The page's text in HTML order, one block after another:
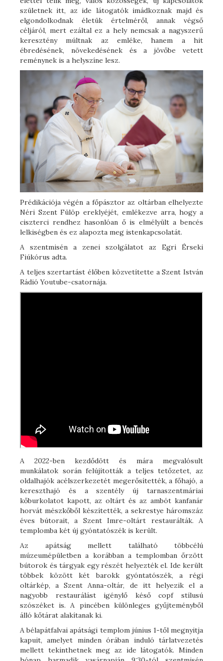
születnek itt, az ide látogatók imádkoznak majd és
elgondolkodnak életük értelméről, annak végső
céljáról, mert ezáltal ez a hely nemcsak a nagyszerű
keresztény múltnak az emléke, hanem a hit
ébredésének, növekedésének és a jövőbe vetett
reménynek is a helyszíne lesz.
Prédikációja végén a főpásztor az oltárban elhelyezte
Néri Szent Fülöp ereklyéjét, emlékezve arra, hogy a
ciszterci rendhez hasonlóan ő is elmélyült a bencés
lelkiségben és ez alapozta meg istenkapcsolatát.
A szentmisén a zenei szolgálatot az Egri Érseki
Fiúkórus adta.
A teljes szertartást élőben közvetítette a Szent István
Rádió Youtube-csatornája.
A 2022-ben kezdődött és mára megvalósult
munkálatok során felújították a teljes tetőzetet, az
oldalhajók acélszerkezetét megerősítették, a főhajó, a
kereszthajó és a szentély új tarnaszentmáriai
kőburkolatot kapott, az oltárt és az ambót kanfanár
horvát mészkőből készítették, a sekrestye háromszáz
éves bútorait, a Szent Imre-oltárt restaurálták. A
templomba két új gyóntatószék is került.
Az apátság mellett található többcélú
múzeumépületben a korábban a templomban őrzött
bútorok és tárgyak egy részét helyezték el. Ide került
többek között két barokk gyóntatószék, a régi
oltárkép, a Szent Anna-oltár, de itt helyezik el a
nagyobb restaurálást igénylő késő copf stílusú
szószéket is. A pincében különleges gyűjteményből
álló kőtárat alakítanak ki.
A bélapátfalvai apátsági templom június 1-től megnyitja
kapuit, amelyet minden órában induló tárlatvezetés
mellett tekinthetnek meg az ide látogatók. Minden